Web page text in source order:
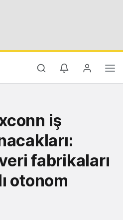
iş
fabrikaları
otonom